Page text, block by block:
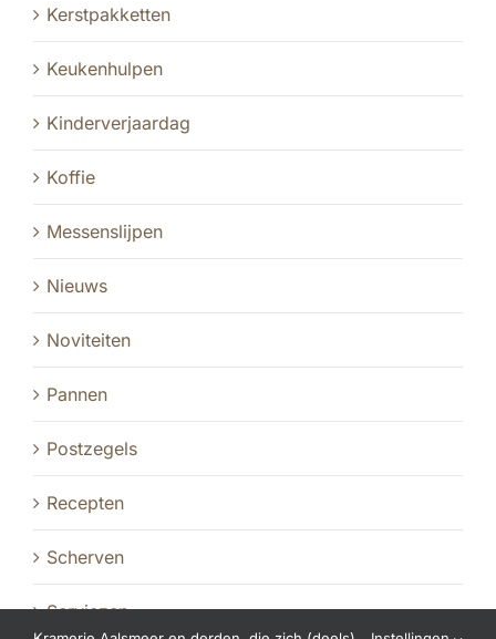
Kerstpakketten
Keukenhulpen
Kinderverjaardag
Koffie
Messenslijpen
Nieuws
Noviteiten
Pannen
Postzegels
Recepten
Scherven
Serviezen